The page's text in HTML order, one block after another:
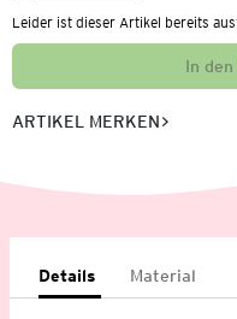
Leider ist dieser Artikel bereits
In
ARTIKEL MERKEN
Details Material